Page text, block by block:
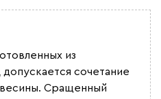
из
сочетание
Сращенный